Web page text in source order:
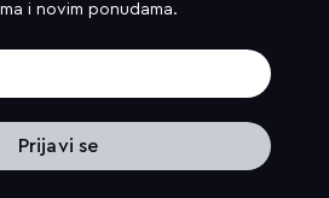
i novim ponudama.
Prijavi se